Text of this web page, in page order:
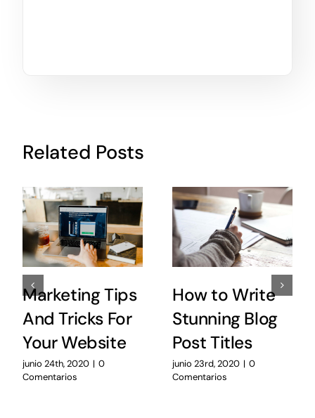
Related Posts
Marketing Tips
And Tricks For
Your Website
junio 24th, 2020 | 0
Comentarios
How to Write
Stunning Blog
Post Titles
junio 23rd, 2020 | 0
Comentarios